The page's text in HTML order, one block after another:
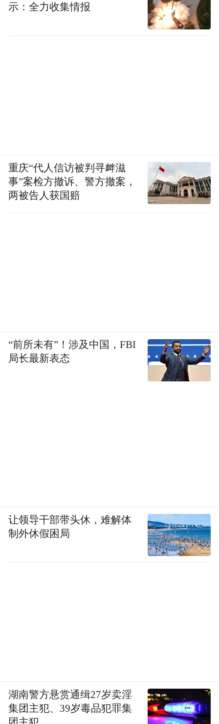
示：全力收集情报
重庆“代人信访被判寻衅滋
事”案检方撤诉、警方撤案，
两被告人获国赔
“前所未有”！涉及中国，FBI
局长最新表态
让领导干部带头休，难解体
制外休假困局
湖南警方悬赏通缉27岁卖淫
集团主犯、39岁毒品犯罪集